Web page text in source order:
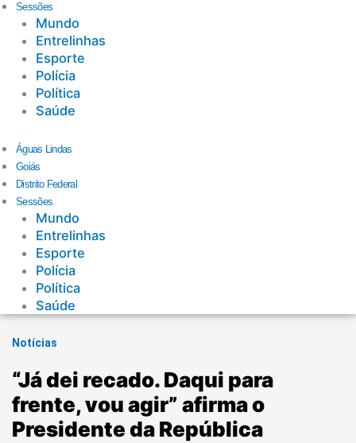
Sessões
Mundo
Entrelinhas
Esporte
Polícia
Política
Saúde
Águas Lindas
Goiás
Distrito Federal
Sessões
Mundo
Entrelinhas
Esporte
Polícia
Política
Saúde
Notícias
“Já dei recado. Daqui para
frente, vou agir” afirma o
Presidente da República